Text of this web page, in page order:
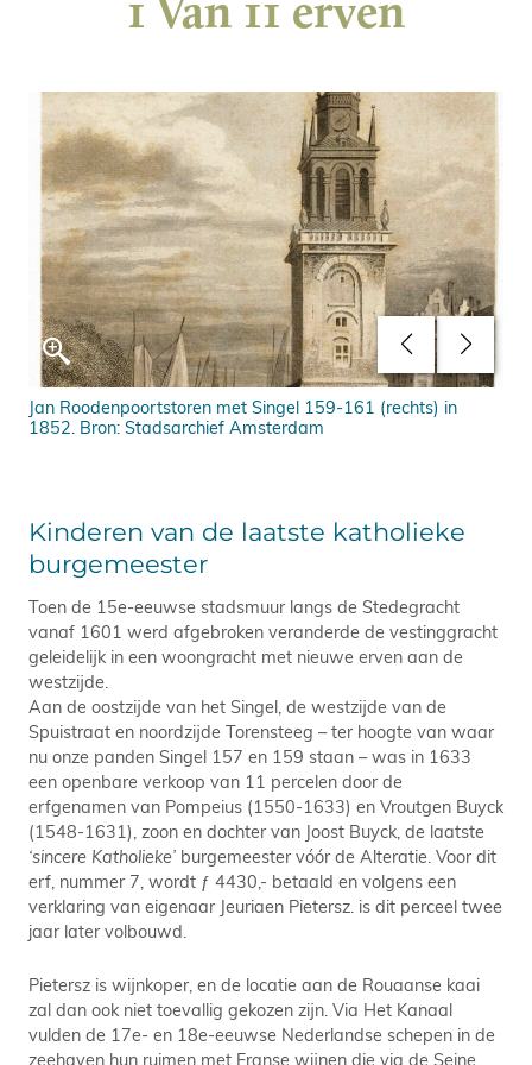
Jan Roodenpoortstoren met Singel 159-161 (rechts) in
1852. Bron: Stadsarchief Amsterdam
Kinderen van de laatste katholieke
burgemeester
Toen de 15e-eeuwse stadsmuur langs de Stedegracht
vanaf 1601 werd afgebroken veranderde de vestinggracht
geleidelijk in een woongracht met nieuwe erven aan de
westzijde.
Aan de oostzijde van het Singel, de westzijde van de
Spuistraat en noordzijde Torensteeg – ter hoogte van waar
nu onze panden Singel 157 en 159 staan – was in 1633
een openbare verkoop van 11 percelen door de
erfgenamen van Pompeius (1550-1633) en Vroutgen Buyck
(1548-1631), zoon en dochter van Joost Buyck, de laatste
‘sincere Katholieke’ burgemeester vóór de Alteratie. Voor dit
erf, nummer 7, wordt ƒ 4430,- betaald en volgens een
verklaring van eigenaar Jeuriaen Pietersz. is dit perceel twee
jaar later volbouwd.
Pietersz is wijnkoper, en de locatie aan de Rouaanse kaai
zal dan ook niet toevallig gekozen zijn. Via Het Kanaal
vulden de 17e- en 18e-eeuwse Nederlandse schepen in de
zeehaven hun ruimen met Franse wijnen die via de Seine